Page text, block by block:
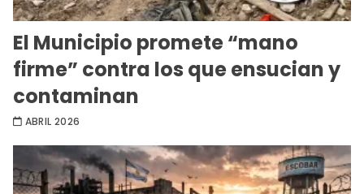
El Municipio promete “mano
firme” contra los que ensucian y
contaminan
ABRIL 2026